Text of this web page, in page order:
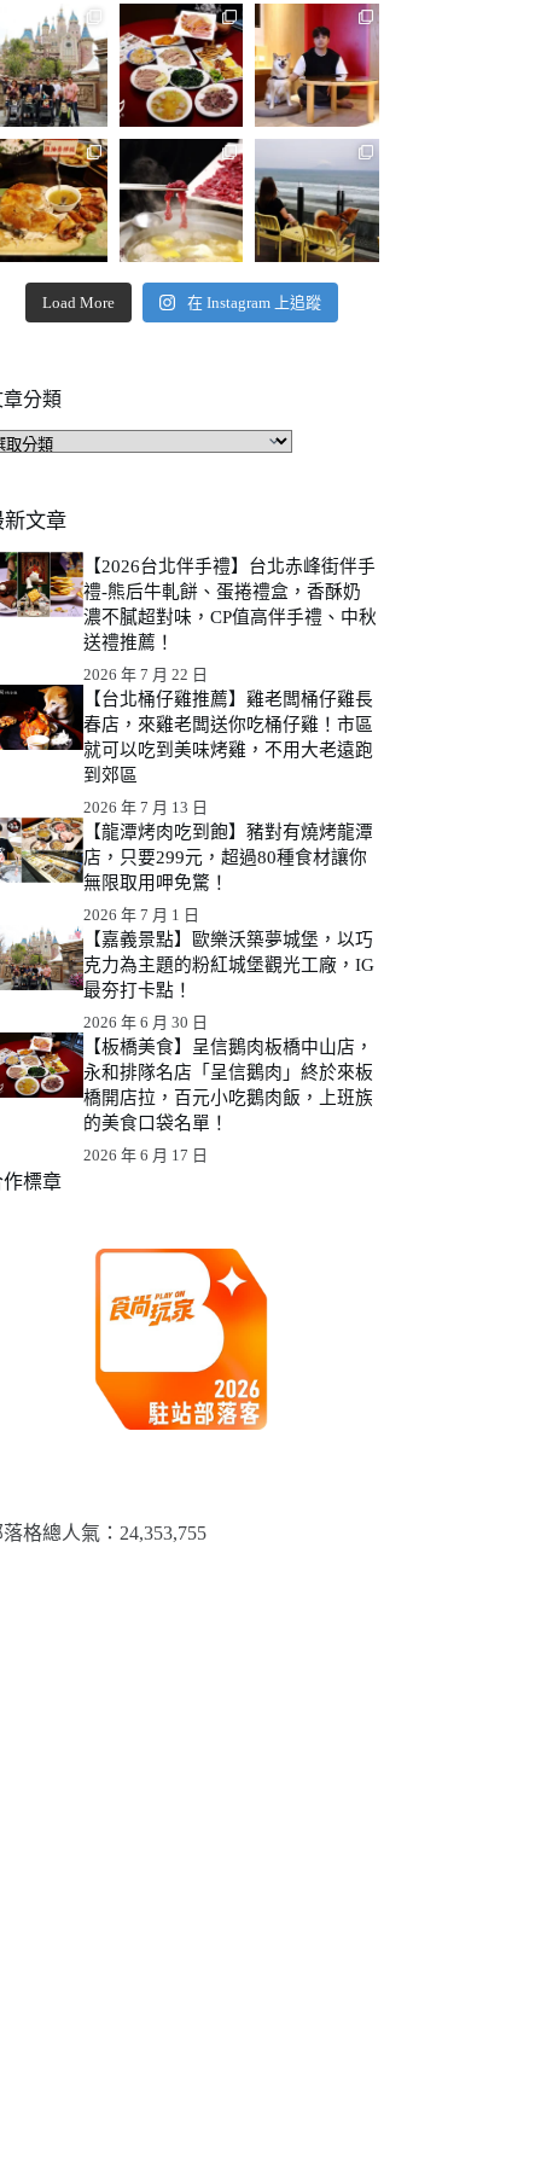
Load More 在 Instagram 上追蹤
分類
新文章
【2026台北伴手禮】台北赤峰街伴手
禮-熊后牛軋餅、蛋捲禮盒，香酥奶
濃不膩超對味，CP值高伴手禮、中秋
送禮推薦！
2026 年 7 月 22 日
【台北桶仔雞推薦】雞老闆桶仔雞長
春店，來雞老闆送你吃桶仔雞！市區
就可以吃到美味烤雞，不用大老遠跑
到郊區
2026 年 7 月 13 日
【龍潭烤肉吃到飽】豬對有燒烤龍潭
店，只要299元，超過80種食材讓你
無限取用呷免驚！
2026 年 7 月 1 日
【嘉義景點】歐樂沃築夢城堡，以巧
克力為主題的粉紅城堡觀光工廠，IG
最夯打卡點！
2026 年 6 月 30 日
【板橋美食】呈信鵝肉板橋中山店，
永和排隊名店「呈信鵝肉」終於來板
橋開店拉，百元小吃鵝肉飯，上班族
的美食口袋名單！
2026 年 6 月 17 日
作標章
格總人氣：​24,353,755